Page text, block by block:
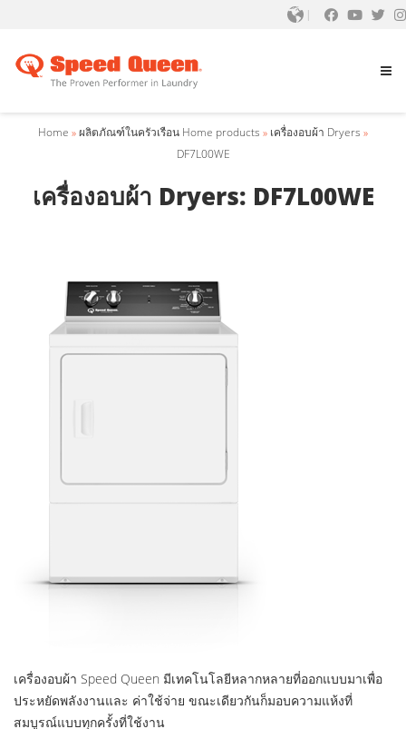
Home »ผลิตภัณฑ์ในครัวเรือน Home products » เครื่องอบผ้า Dryers »
DF7L00WE
เครื่องอบผ้า Dryers: DF7L00WE
เครื่องอบผ้า Speed Queen มีเทคโนโลยีหลากหลายที่ออกแบบมาเพื่อ
ประหยัดพลังงานและ ค่าใช้จ่าย ขณะเดียวกันก็มอบความแห้งที่
สมบูรณ์แบบทุกครั้งที่ใช้งาน